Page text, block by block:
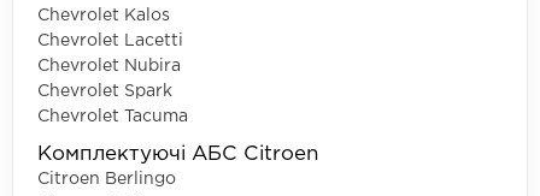
Chevrolet Kalos
Chevrolet Lacetti
Chevrolet Nubira
Chevrolet Spark
Chevrolet Tacuma
Комплектуючі АБС Citroen
Citroen Berlingo